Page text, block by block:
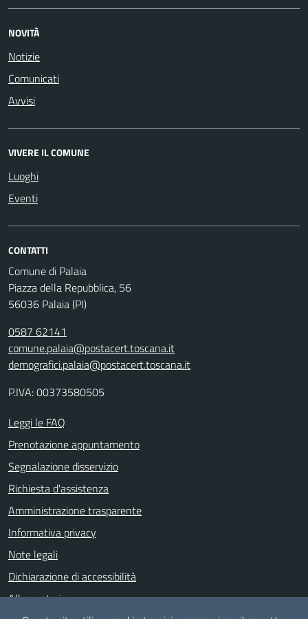
NOVITÀ
Notizie
Comunicati
Avvisi
VIVERE IL COMUNE
Luoghi
Eventi
CONTATTI
Comune di Palaia
Piazza della Repubblica, 56
56036 Palaia (PI)
0587 62141
comune.palaia@postacert.toscana.it
demografici.palaia@postacert.toscana.it
P.IVA: 00373580505
Leggi le FAQ
Prenotazione appuntamento
Segnalazione disservizio
Richiesta d'assistenza
Amministrazione trasparente
Informativa privacy
Note legali
Dichiarazione di accessibilità
Albo pretorio